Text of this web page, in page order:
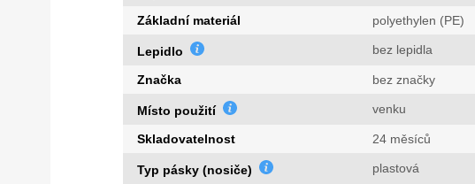
Základní materiál polyethylen (PE)
Lepidlo bez lepidla
Značka bez značky
Místo použití venku
Skladovatelnost 24 měsíců
Typ pásky (nosiče) plastová